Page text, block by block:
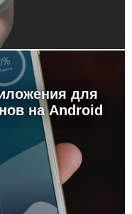
для
на Android